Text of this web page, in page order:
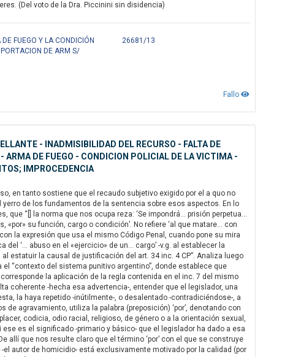
(Del voto de la Dra. Piccinini sin disidencia)
FUEGO Y LA CONDICIÓN
DE ARM S/
26681/13
Fallo
- INADMISIBILIDAD DEL RECURSO - FALTA DE
ARMA DE FUEGO - CONDICION POLICIAL DE LA VICTIMA -
IMPROCEDENCIA
en tanto sostiene que el recaudo subjetivo exigido por el a quo no
de los fundamentos de la sentencia sobre esos aspectos. En lo
“[] la norma que nos ocupa reza: ‘Se impondrá… prisión perpetua…
su función, cargo o condición’. No refiere ‘al que matare… con
la expresión que usa el mismo Código Penal, cuando pone su mira
‘… abuso en el «ejercicio» de un… cargo’ -v.g. al establecer la
estatuir la causal de justificación del art. 34 inc. 4 CP”. Analiza luego
“contexto del sistema punitivo argentino”, donde establece que
la aplicación de la regla contenida en el inc. 7 del mismo
coherente -hecha esa advertencia-, entender que el legislador, una
la haya repetido -inútilmente-, o desalentado -contradiciéndose-, a
agravamiento, utiliza la palabra (preposición) ‘por’, denotando con
codicia, odio racial, religioso, de género o a la orientación sexual,
es el significado -primario y básico- que el legislador ha dado a esa
allí que nos resulte claro que el término ‘por’ con el que se construye
el autor de homicidio- está exclusivamente motivado por la calidad (por